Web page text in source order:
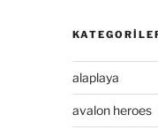
alaplaya
avalon heroes